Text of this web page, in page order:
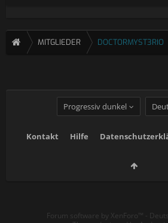
MITGLIEDER DOCTORMYST3RIO
Progressiv dunkel
Kontakt Hilfe
Forum software by XenForo™ -